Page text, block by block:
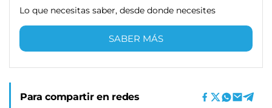
Lo que necesitas saber, desde donde necesites
SABER MÁS
Para compartir en redes